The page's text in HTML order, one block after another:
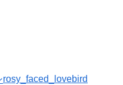
rosy_faced_lovebird